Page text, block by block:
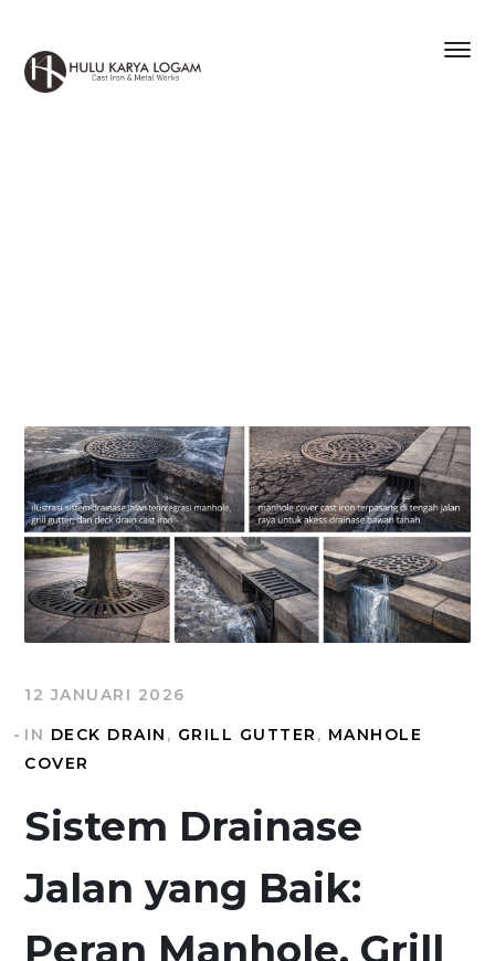
12 JANUARI 2026
IN DECK DRAIN , GRILL GUTTER , MANHOLE
COVER
Sistem Drainase
Jalan yang Baik:
Peran Manhole, Grill